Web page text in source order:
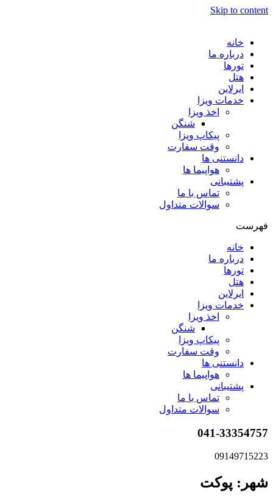
Skip to content
خانه
درباره ما
تورها
هتل
ایرلاین
خدمات ویزا
اخذ ویزا
شنگن
پیکاپ ویزا
وقت سفارت
دانستنی ها
هواپیما ها
پشتیبانی
تماس با ما
سوالات متداول
فهرست
خانه
درباره ما
تورها
هتل
ایرلاین
خدمات ویزا
اخذ ویزا
شنگن
پیکاپ ویزا
وقت سفارت
دانستنی ها
هواپیما ها
پشتیبانی
تماس با ما
سوالات متداول
041-33354757
09149715223
شهر: پوکت